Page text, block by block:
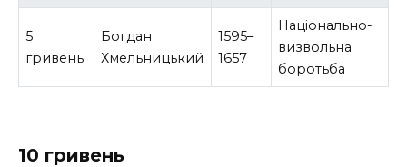
5
гривень
Богдан
Хмельницький
1595–
1657
Національно-
визвольна
боротьба
10 гривень